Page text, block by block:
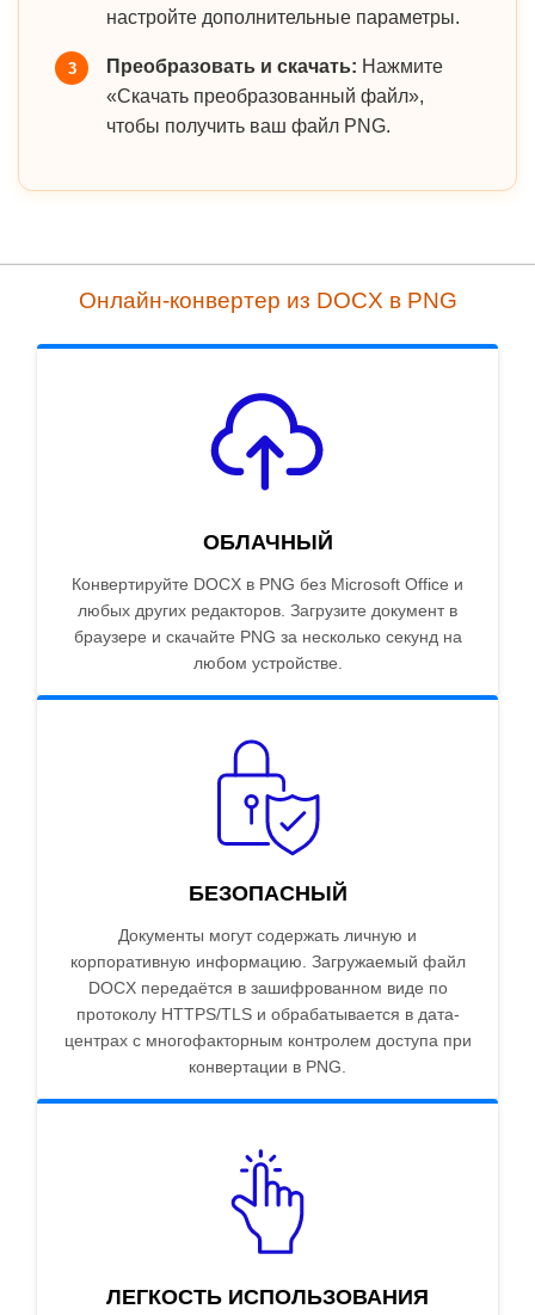
настройте дополнительные параметры.
3 Преобразовать и скачать: Нажмите
«Скачать преобразованный файл»,
чтобы получить ваш файл PNG.
Онлайн-конвертер из DOCX в PNG
ОБЛАЧНЫЙ
Конвертируйте DOCX в PNG без Microsoft Office и
любых других редакторов. Загрузите документ в
браузере и скачайте PNG за несколько секунд на
любом устройстве.
БЕЗОПАСНЫЙ
Документы могут содержать личную и
корпоративную информацию. Загружаемый файл
DOCX передаётся в зашифрованном виде по
протоколу HTTPS/TLS и обрабатывается в дата-
центрах с многофакторным контролем доступа при
конвертации в PNG.
ЛЕГКОСТЬ ИСПОЛЬЗОВАНИЯ